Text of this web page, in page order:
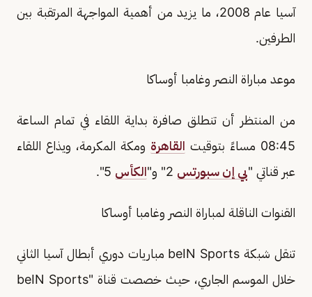
آسيا عام 2008، ما يزيد من أهمية المواجهة المرتقبة بين
الطرفين.
موعد مباراة النصر وغامبا أوساكا
من المنتظر أن تنطلق صافرة بداية اللقاء في تمام الساعة
08:45 مساءً بتوقيت
القاهرة ومكة المكرمة، ويذاع اللقاء
عبر قناتي "بي إن سبورتس الكأس
القنوات الناقلة لمباراة النصر وغامبا أوساكا
تنقل شبكة beIN Sports مباريات دوري أبطال آسيا الثاني
خلال الموسم الجاري، حيث خصصت قناة "beIN Sports